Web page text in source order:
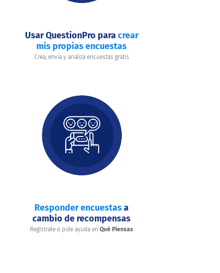
Usar QuestionPro paracrear
mis propias encuestas
Crea, envía y analiza encuestas gratis
Responder encuestasa
cambio de recompensas
Regístrate o pide ayuda en Qué Piensas